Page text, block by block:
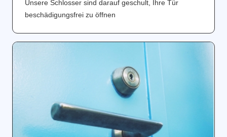
Unsere Schlosser sind darauf geschult, Ihre Tür
beschädigungsfrei zu öffnen